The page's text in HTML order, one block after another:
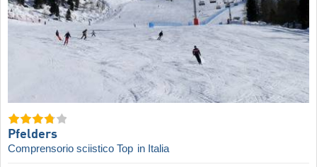
Pfelders
Comprensorio sciistico Top in Italia